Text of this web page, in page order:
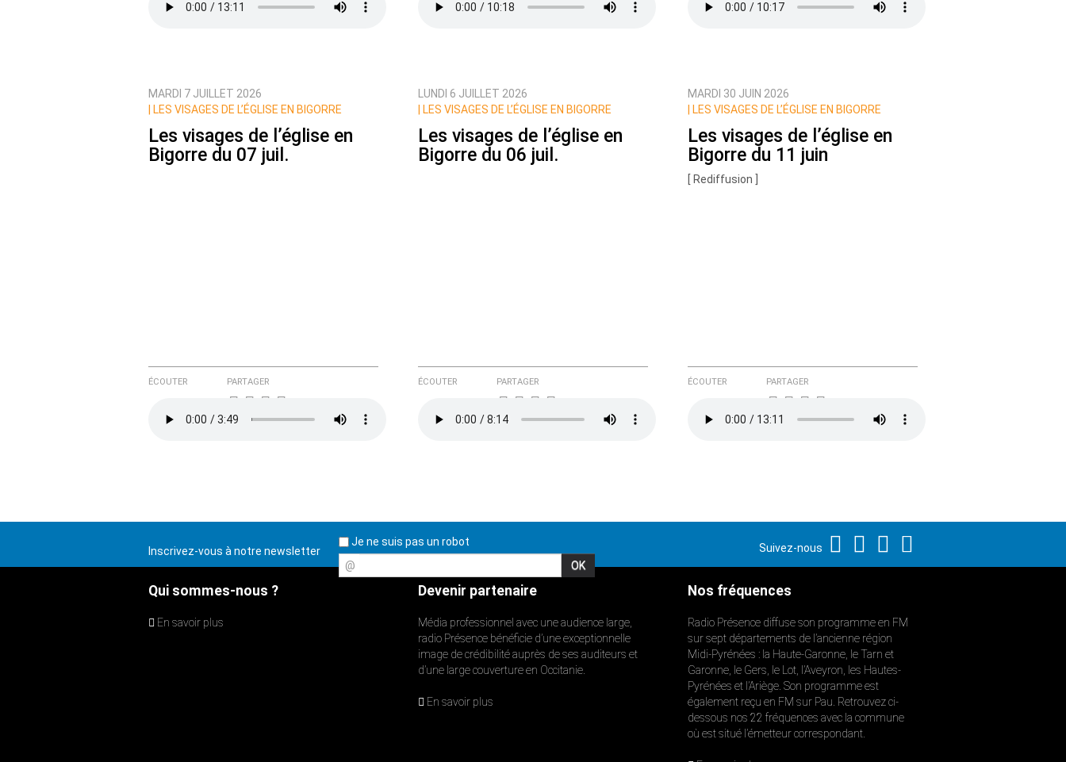
Prévenez-moi de tous les nouveaux commentaires de cette discussion par email
MARDI 7 JUILLET 2026
LES VISAGES DE L’ÉGLISE EN BIGORRE
Les visages de l’église en
Bigorre du 07 juil.
ÉCOUTER PARTAGER
LUNDI 6 JUILLET 2026
LES VISAGES DE L’ÉGLISE EN BIGORRE
Les visages de l’église en
Bigorre du 06 juil.
ÉCOUTER PARTAGER
MARDI 30 JUIN 2026
LES VISAGES DE L’ÉGLISE EN BIGORRE
Les visages de l’église en
Bigorre du 11 juin
[ Rediffusion ]
ÉCOUTER PARTAGER
Inscrivez-vous à notre newsletter
Je ne suis pas un robot
@
Suivez-nous
Qui sommes-nous ?
En savoir plus
Devenir partenaire
Média professionnel avec une audience large,
radio Présence bénéficie d’une exceptionnelle
image de crédibilité auprès de ses auditeurs et
d’une large couverture en Occitanie.
En savoir plus
Nos fréquences
Radio Présence diffuse son programme en FM
sur sept départements de l’ancienne région
Midi-Pyrénées : la Haute-Garonne, le Tarn et
Garonne, le Gers, le Lot, l’Aveyron, les Hautes-
Pyrénées et l’Ariège. Son programme est
également reçu en FM sur Pau. Retrouvez ci-
dessous nos 22 fréquences avec la commune
où est situé l’émetteur correspondant.